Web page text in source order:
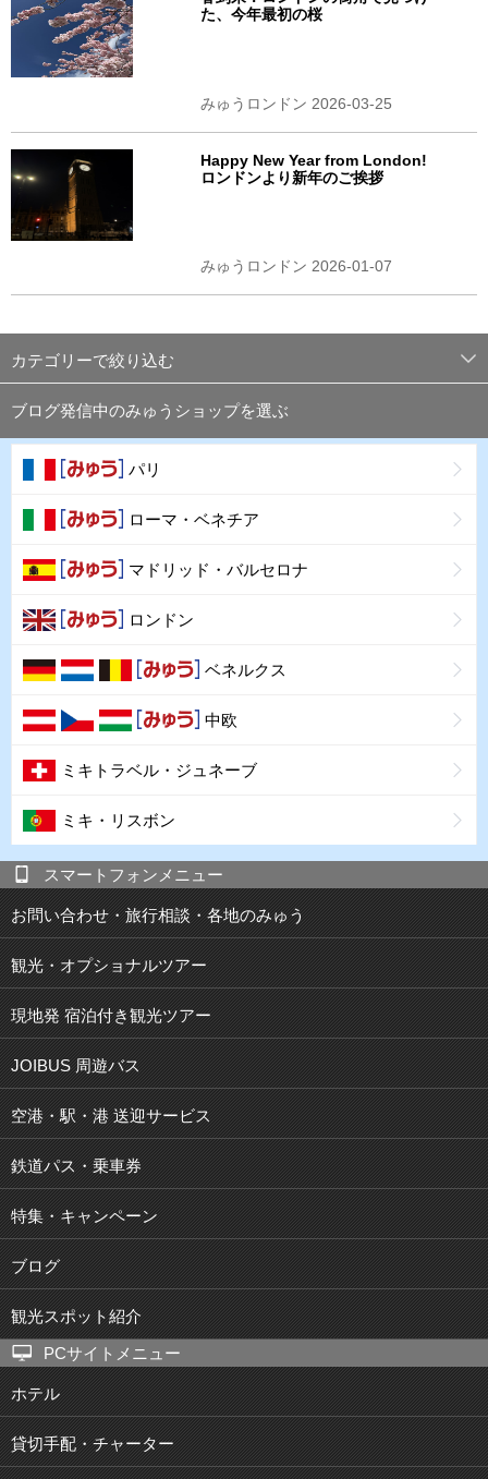
た、今年最初の桜
みゅうロンドン 2026-03-25
Happy New Year from London!
ロンドンより新年のご挨拶
みゅうロンドン 2026-01-07
カテゴリーで絞り込む
ブログ発信中のみゅうショップを選ぶ
パリ
ローマ・ベネチア
マドリッド・バルセロナ
ロンドン
ベネルクス
中欧
ミキトラベル・ジュネーブ
ミキ・リスボン
スマートフォンメニュー
お問い合わせ・旅行相談・各地のみゅう
観光・オプショナルツアー
現地発 宿泊付き観光ツアー
JOIBUS 周遊バス
空港・駅・港 送迎サービス
鉄道パス・乗車券
特集・キャンペーン
ブログ
観光スポット紹介
PCサイトメニュー
ホテル
貸切手配・チャーター